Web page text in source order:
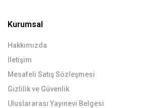
Kurumsal
Hakkımızda
İletişim
Mesafeli Satış Sözleşmesi
Gizlilik ve Güvenlik
Uluslararası Yayınevi Belgesi